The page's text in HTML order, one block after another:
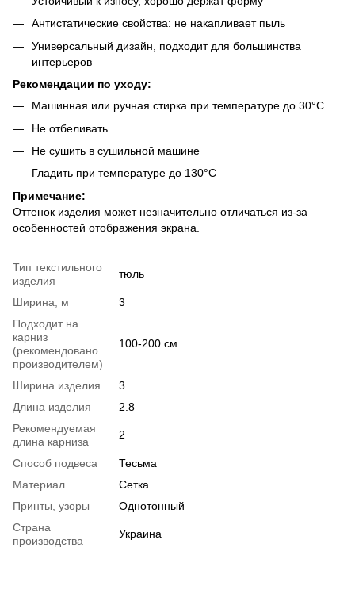
Антистатические свойства: не накапливает пыль
Универсальный дизайн, подходит для большинства
интерьеров
Рекомендации по уходу:
Машинная или ручная стирка при температуре до 30°C
Не отбеливать
Не сушить в сушильной машине
Гладить при температуре до 130°C
Примечание:
Оттенок изделия может незначительно отличаться из-за
особенностей отображения экрана.
Тип текстильного
изделия
тюль
Ширина, м
3
Подходит на
карниз
(рекомендовано
производителем)
100-200 см
Ширина изделия
3
Длина изделия
2.8
Рекомендуемая
длина карниза
2
Способ подвеса
Тесьма
Материал
Сетка
Принты, узоры
Однотонный
Страна
производства
Украина